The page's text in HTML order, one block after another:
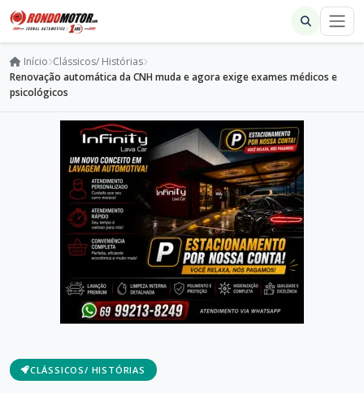
Início Clássicos/ Histórias
Renovação automática da CNH muda e agora exige exames médicos e
psicológicos
CLÁSSICOS/ HISTÓRIAS